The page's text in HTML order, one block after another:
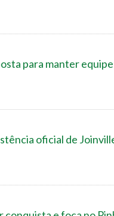
para manter
oficial de